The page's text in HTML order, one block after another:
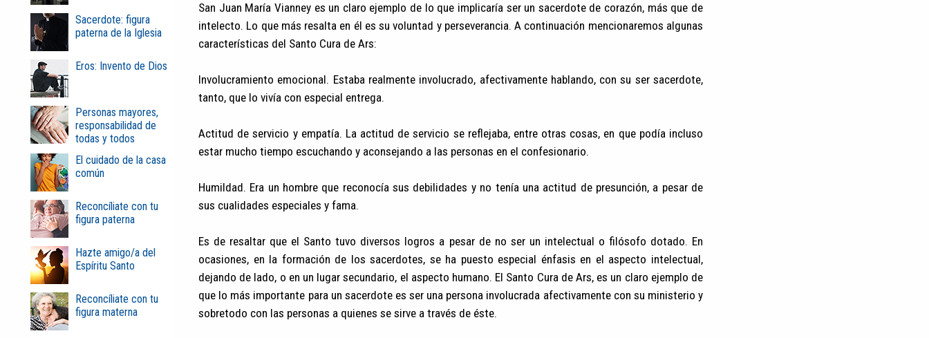
Sacerdote: figura
paterna de la Iglesia
Eros: Invento de Dios
Personas mayores,
responsabilidad de
todas y todos
El cuidado de la casa
común
Reconcíliate con tu
figura paterna
Hazte amigo/a del
Espíritu Santo
Reconcíliate con tu
figura materna
San Juan María Vianney es un claro ejemplo de lo que implicaría ser un sacerdote de corazón, más que de
intelecto. Lo que más resalta en él es su voluntad y perseverancia. A continuación mencionaremos algunas
características del Santo Cura de Ars:
Involucramiento emocional. Estaba realmente involucrado, afectivamente hablando, con su ser sacerdote,
tanto, que lo vivía con especial entrega.
Actitud de servicio y empatía. La actitud de servicio se reflejaba, entre otras cosas, en que podía incluso
estar mucho tiempo escuchando y aconsejando a las personas en el confesionario.
Humildad. Era un hombre que reconocía sus debilidades y no tenía una actitud de presunción, a pesar de
sus cualidades especiales y fama.
Es de resaltar que el Santo tuvo diversos logros a pesar de no ser un intelectual o filósofo dotado. En
ocasiones, en la formación de los sacerdotes, se ha puesto especial énfasis en el aspecto intelectual,
dejando de lado, o en un lugar secundario, el aspecto humano. El Santo Cura de Ars, es un claro ejemplo de
que lo más importante para un sacerdote es ser una persona involucrada afectivamente con su ministerio y
sobretodo con las personas a quienes se sirve a través de éste.